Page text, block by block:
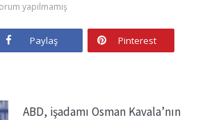
yapılmamış
Paylaş Pinterest
ABD, işadamı Osman Kavala’nın